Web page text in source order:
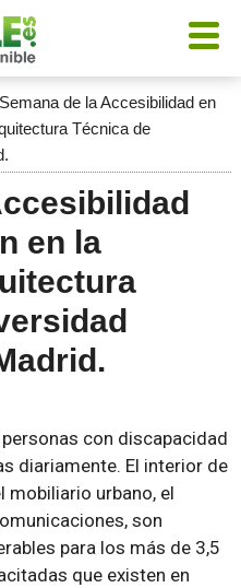
Semana de la Accesibilidad en
Técnica de
en la
con discapacidad
diariamente. El interior de
mobiliario urbano, el
son
para los más de 3,5
que existen en